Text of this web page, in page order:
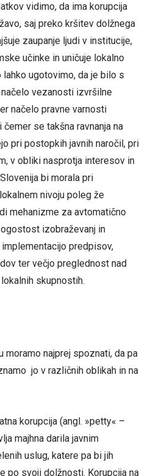
vidimo, da ima korupcija
saj preko kršitev dolžnega
zaupanje ljudi v institucije,
učinke in uničuje lokalno
ugotovimo, da je bilo s
vezanosti izvršilne
načelo pravne varnosti
se takšna ravnanja na
pri postopkih javnih naročil, pri
v obliki nasprotja interesov in
bi morala pri
nivoju poleg že
mehanizme za avtomatično
izobraževanj in
predpisov,
ter večjo preglednost nad
skupnostih.
moramo najprej spoznati, da pa
jo v različnih oblikah in na
korupcija (angl. »petty« –
majhna darila javnim
uslug, katere pa bi jih
po svoji dolžnosti. Korupcija na